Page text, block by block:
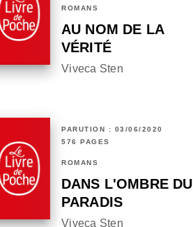
ROMANS
AU NOM DE LA
VÉRITÉ
Viveca Sten
PARUTION : 03/06/2020
576 PAGES
ROMANS
DANS L'OMBRE DU
PARADIS
Viveca Sten